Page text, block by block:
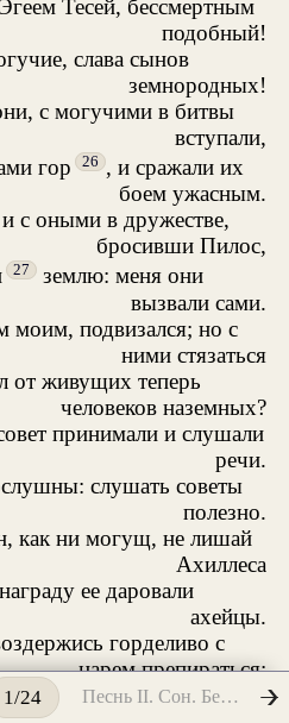
Тесей, бессмертным
подобный!
слава сынов
земнородных!
с могучими в битвы
вступали,
гор
26 , и сражали их
боем ужасным.
с оными в дружестве,
бросивши Пилос,
27 землю: меня они
вызвали сами.
моим, подвизался; но с
ними стязаться
от живущих теперь
человеков наземных?
принимали и слушали
речи.
слушать советы
полезно.
как ни могущ, не лишай
Ахиллеса
ее даровали
ахейцы.
горделиво с
царем препираться:
доныне еще не стяжал ни
1/24 Песнь II. Сон. Беотия, или Перечень кораблей